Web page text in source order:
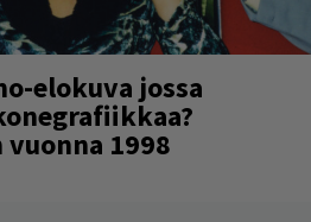
elokuva jossa
1998